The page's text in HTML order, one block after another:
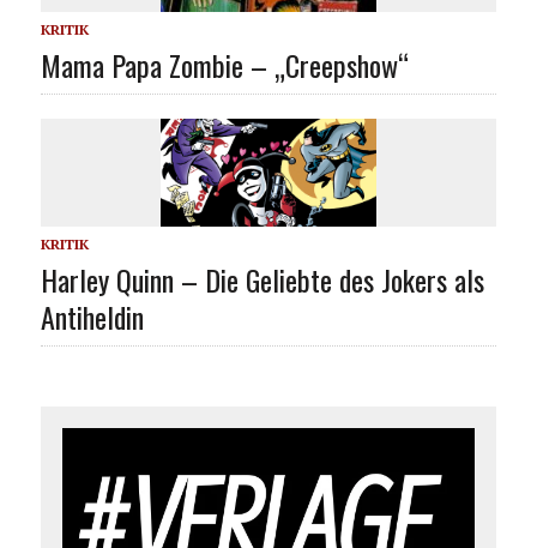
KRITIK
Mama Papa Zombie – „Creepshow“
KRITIK
Harley Quinn – Die Geliebte des Jokers als
Antiheldin